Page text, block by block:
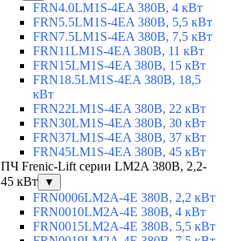
FRN4.0LM1S-4EA 380В, 4 кВт
FRN5.5LM1S-4EA 380В, 5,5 кВт
FRN7.5LM1S-4EA 380В, 7,5 кВт
FRN11LM1S-4EA 380В, 11 кВт
FRN15LM1S-4EA 380В, 15 кВт
FRN18.5LM1S-4EA 380В, 18,5
кВт
FRN22LM1S-4EA 380В, 22 кВт
FRN30LM1S-4EA 380В, 30 кВт
FRN37LM1S-4EA 380В, 37 кВт
FRN45LM1S-4EA 380В, 45 кВт
ПЧ Frenic-Lift серии LM2A 380В, 2,2-
45 кВт
▼
FRN0006LM2A-4E 380В, 2,2 кВт
FRN0010LM2A-4E 380В, 4 кВт
FRN0015LM2A-4E 380В, 5,5 кВт